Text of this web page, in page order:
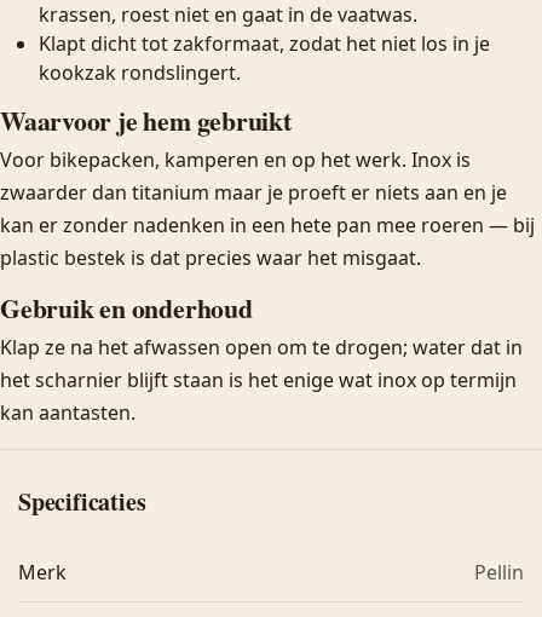
krassen, roest niet en gaat in de vaatwas.
Klapt dicht tot zakformaat, zodat het niet los in je
kookzak rondslingert.
Waarvoor je hem gebruikt
Voor bikepacken, kamperen en op het werk. Inox is
zwaarder dan titanium maar je proeft er niets aan en je
kan er zonder nadenken in een hete pan mee roeren — bij
plastic bestek is dat precies waar het misgaat.
Gebruik en onderhoud
Klap ze na het afwassen open om te drogen; water dat in
het scharnier blijft staan is het enige wat inox op termijn
kan aantasten.
Specificaties
Merk Pellin